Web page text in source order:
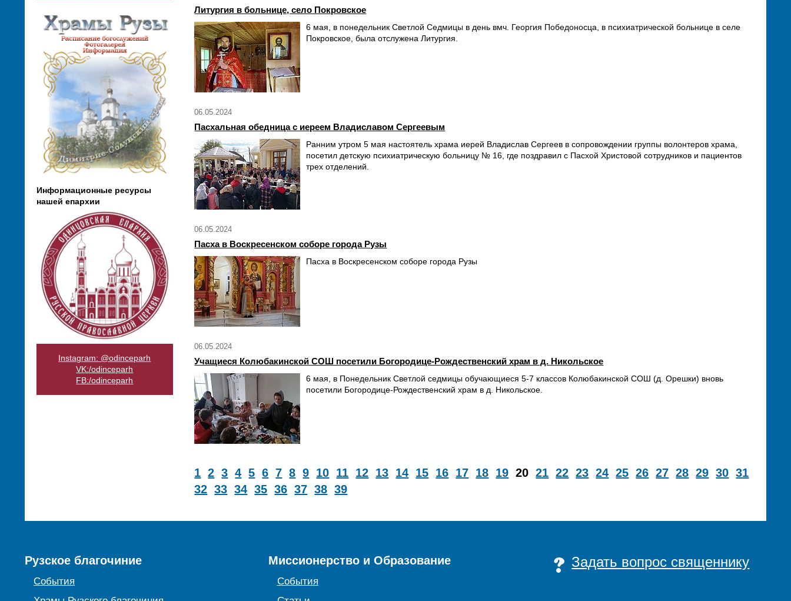
Информационные ресурсы
нашей епархии
Instagram: @odinceparh
VK:/odinceparh
FB:/odinceparh
Литургия в больнице, село Покровское
6 мая, в понедельник Светлой Седмицы в день вмч. Георгия Победоносца, в психиатрической больнице в селе
Покровское, была отслужена Литургия.
06.05.2024
Пасхальная обедница с иереем Владиславом Сергеевым
Ранним утром 5 мая настоятель храма иерей Владислав Сергеев в сопровождении группы волонтеров храма,
посетил детскую психиатрическую больницу № 16, где поздравил с Пасхой Христовой сотрудников и пациентов
трех отделений.
06.05.2024
Пасха в Воскресенском соборе города Рузы
Пасха в Воскресенском соборе города Рузы
06.05.2024
Учащиеся Колюбакинской СОШ посетили Богородице-Рождественский храм в д. Никольское
6 мая, в Понедельник Светлой седмицы обучающиеся 5-7 классов Колюбакинской СОШ (д. Орешки) вновь
посетили Богородице-Рождественский храм в д. Никольское.
1 2 3 4 5 6 7 8 9 10 11 12 13 14 15 16 17 18 19 2021 22 23 24 25 26 27 28 29 30 31
32 33 34 35 36 37 38 39
Рузское благочиние
События
Миссионерство и Образование
События
Задать вопрос священнику